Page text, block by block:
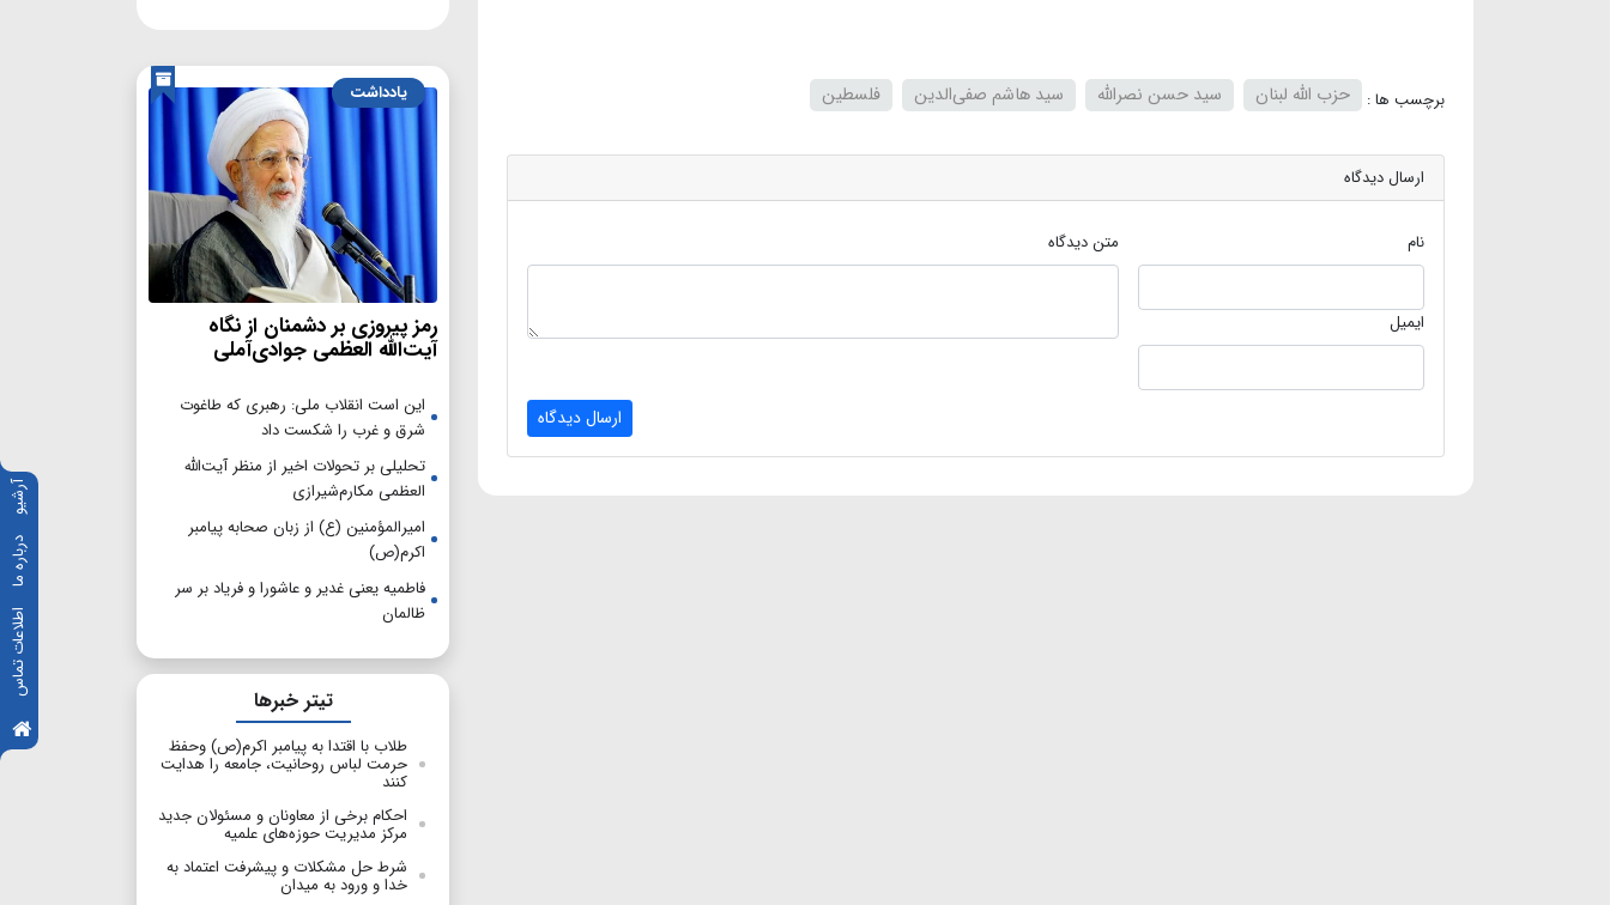
آرشیو
درباره ما
اطلاعات تماس
برچسب ها : حزب الله لبنان سید حسن نصرالله سید هاشم صفی‌الدین فلسطین
ارسال دیدگاه
نام
ایمیل
متن دیدگاه
ارسال دیدگاه
یادداشت
رمز پیروزی بر دشمنان از نگاه
آیت‌الله العظمی جوادی‌آملی
این است انقلاب ملی: رهبری که طاغوت
شرق و غرب را شکست داد
تحلیلی بر تحولات اخیر از منظر آیت‌الله
العظمی مکارم‌شیرازی
امیرالمؤمنین (ع) از زبان صحابه پیامبر
اکرم(ص)
فاطمیه یعنی غدیر و عاشورا و فریاد بر سر
ظالمان
تیتر خبرها
طلاب با اقتدا به پیامبر اکرم(ص) وحفظ
حرمت لباس روحانیت، جامعه را هدایت
کنند
احکام برخی از معاونان و مسئولان جدید
مرکز مدیریت حوزه‌های علمیه
شرط حل مشکلات و پیشرفت اعتماد به
خدا و ورود به میدان